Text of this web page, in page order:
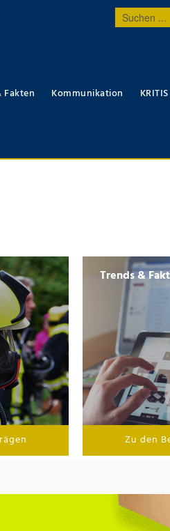
Suchen
...
Fakten Kommunikation KRITIS
Trends &
Zu den